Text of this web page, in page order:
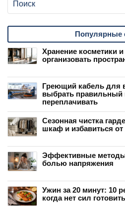
Популярные
Хранение косметики
организовать
Греющий кабель для
выбрать правильный
переплачивать
Сезонная чистка
шкаф и избавиться
Эффективные
болью напряжения
Ужин за 20 минут: 10
когда нет сил готовить